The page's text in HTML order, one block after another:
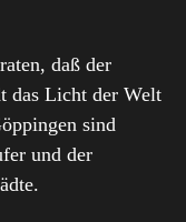
daß der
das Licht der Welt
sind
und der